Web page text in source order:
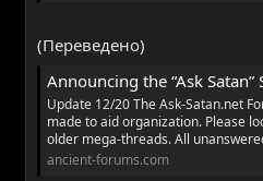
(Переведено)
Announcing the “Ask
Update 12/20 The Ask-Satan.net
made to aid organization. Please
older mega-threads. All
ancient-forums.com